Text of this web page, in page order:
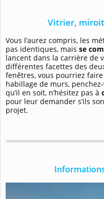
Vitrier,
Vous l’aurez compris, les
pas identiques, mais se
lancent dans la carrière de
différentes facettes des
fenêtres, vous pourriez
habillage de murs,
qu’il en soit, n’hésitez pas à
pour leur demander s’ils
projet.